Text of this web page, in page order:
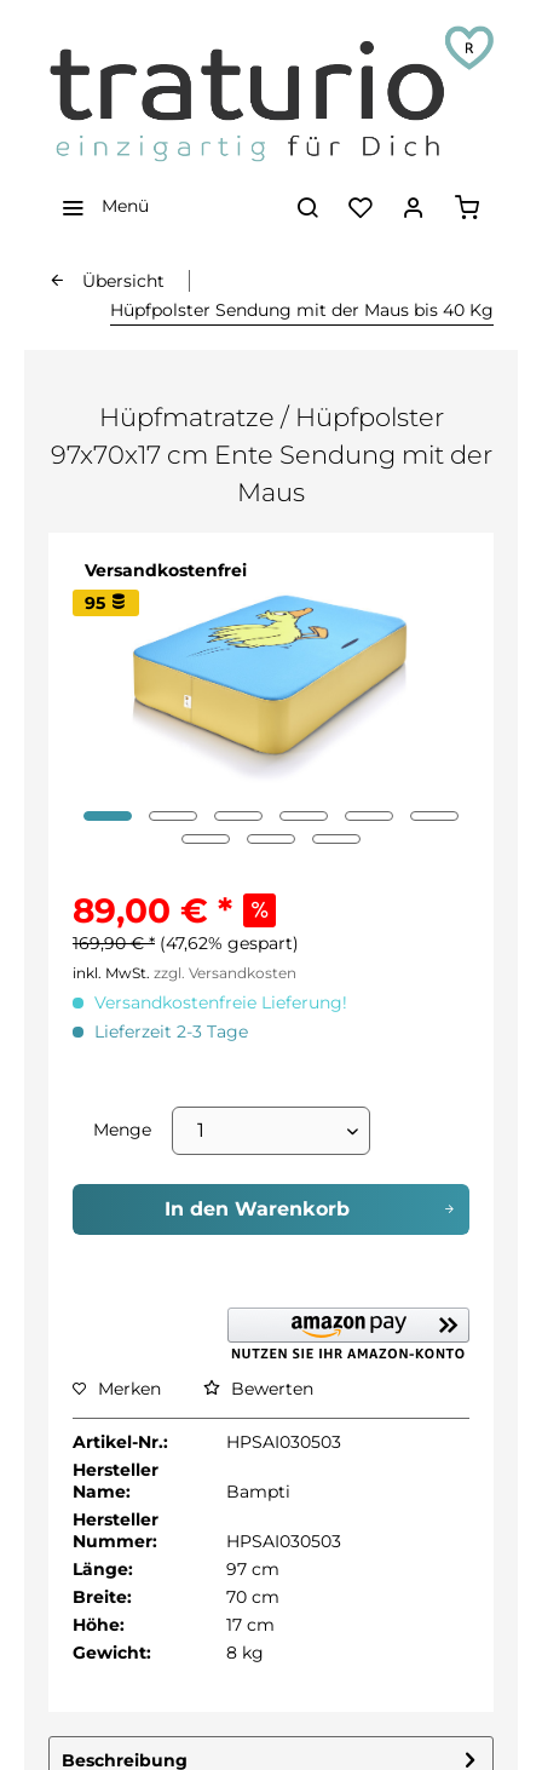
Menü
Übersicht
Hüpfpolster Sendung mit der Maus bis 40 Kg
Hüpfmatratze / Hüpfpolster
97x70x17 cm Ente Sendung mit der
Maus
Versandkostenfrei
95
89,00 € *
169,90 € * (47,62% gespart)
inkl. MwSt. zzgl. Versandkosten
Versandkostenfreie Lieferung!
Lieferzeit 2-3 Tage
Menge
In den Warenkorb
Merken Bewerten
Artikel-Nr.:
HPSAI030503
Hersteller
Name:
Bampti
Hersteller
Nummer:
HPSAI030503
Länge:
97 cm
Breite:
70 cm
Höhe:
17 cm
Gewicht:
8 kg
Beschreibung